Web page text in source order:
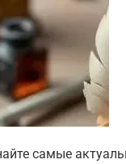
самые